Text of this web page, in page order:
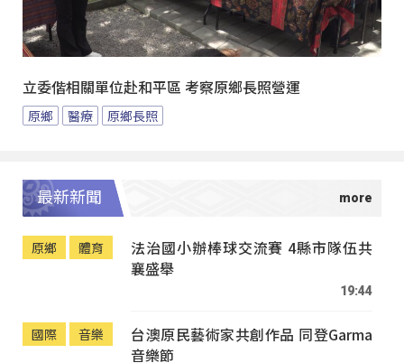
立委偕相關單位赴和平區 考察原鄉長照營運
原鄉 醫療 原鄉長照
最新新聞
原鄉 體育
法治國小辦棒球交流賽 4縣市隊伍共
襄盛舉
19:44
國際 音樂
台澳原民藝術家共創作品 同登Garma
音樂節